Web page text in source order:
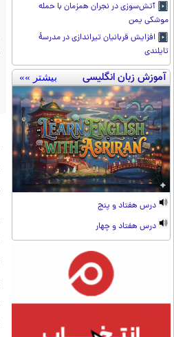
آتش‌سوزی در نجران همزمان با حمله
موشکی یمن
افزایش قربانیان تیراندازی در مدرسۀ
تایلندی
آموزش زبان انگلیسی بیشتر »»
درس هفتاد و پنج
درس هفتاد و چهار